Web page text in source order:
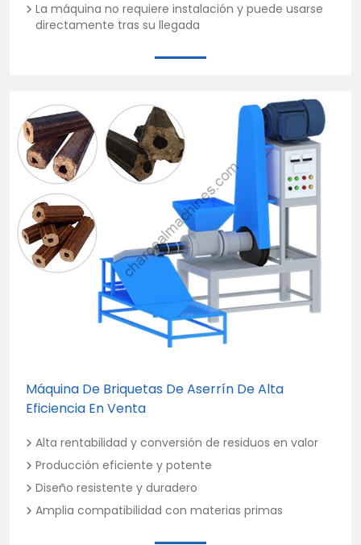
La máquina no requiere instalación y puede usarse
directamente tras su llegada
Máquina De Briquetas De Aserrín De Alta
Eficiencia En Venta
Alta rentabilidad y conversión de residuos en valor
Producción eficiente y potente
Diseño resistente y duradero
Amplia compatibilidad con materias primas